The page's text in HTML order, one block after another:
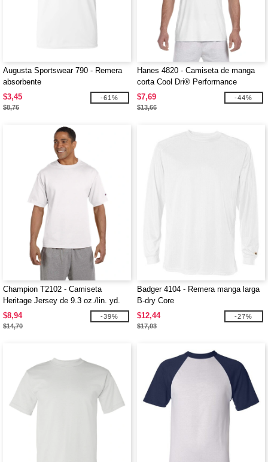
Augusta Sportswear 790 - Remera
absorbente
$3,45
$8,76
-61%
Hanes 4820 - Camiseta de manga
corta Cool Dri® Performance
$7,69
$13,66
-44%
Champion T2102 - Camiseta
Heritage Jersey de 9.3 oz./lin. yd.
$8,94
$14,70
-39%
Badger 4104 - Remera manga larga
B-dry Core
$12,44
$17,03
-27%